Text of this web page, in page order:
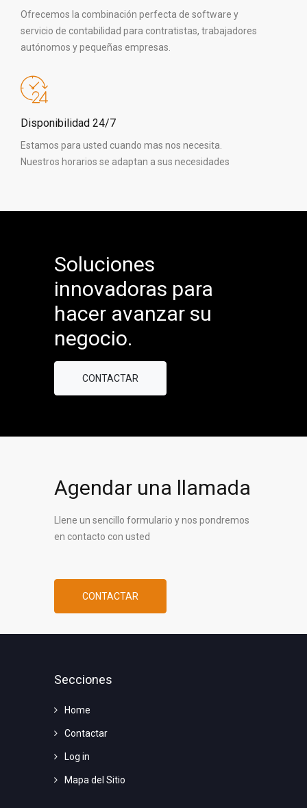
Ofrecemos la combinación perfecta de software y
servicio de contabilidad para contratistas, trabajadores
autónomos y pequeñas empresas.
Disponibilidad 24/7
Estamos para usted cuando mas nos necesita.
Nuestros horarios se adaptan a sus necesidades
Soluciones
innovadoras para
hacer avanzar su
negocio.
CONTACTAR
Agendar una llamada
Llene un sencillo formulario y nos pondremos
en contacto con usted
CONTACTAR
Secciones
Home
Contactar
Log in
Mapa del Sitio